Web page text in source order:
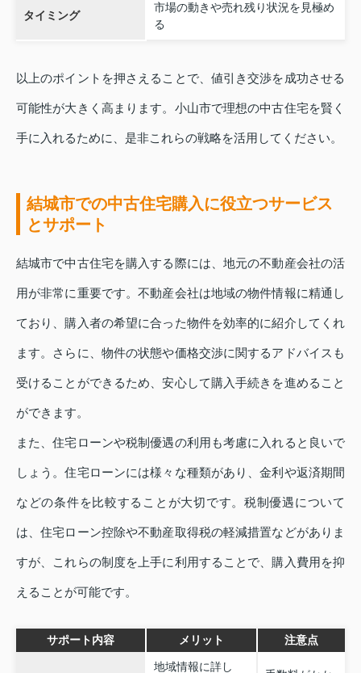
タイミング
市場の動きや売れ残り状況を見極め
る
以上のポイントを押さえることで、値引き交渉を成功させる
可能性が大きく高まります。小山市で理想の中古住宅を賢く
手に入れるために、是非これらの戦略を活用してください。
結城市での中古住宅購入に役立つサービス
とサポート
結城市で中古住宅を購入する際には、地元の不動産会社の活
用が非常に重要です。不動産会社は地域の物件情報に精通し
ており、購入者の希望に合った物件を効率的に紹介してくれ
ます。さらに、物件の状態や価格交渉に関するアドバイスも
受けることができるため、安心して購入手続きを進めること
ができます。
また、住宅ローンや税制優遇の利用も考慮に入れると良いで
しょう。住宅ローンには様々な種類があり、金利や返済期間
などの条件を比較することが大切です。税制優遇について
は、住宅ローン控除や不動産取得税の軽減措置などがありま
すが、これらの制度を上手に利用することで、購入費用を抑
えることが可能です。
サポート内容 メリット 注意点
地域情報に詳し